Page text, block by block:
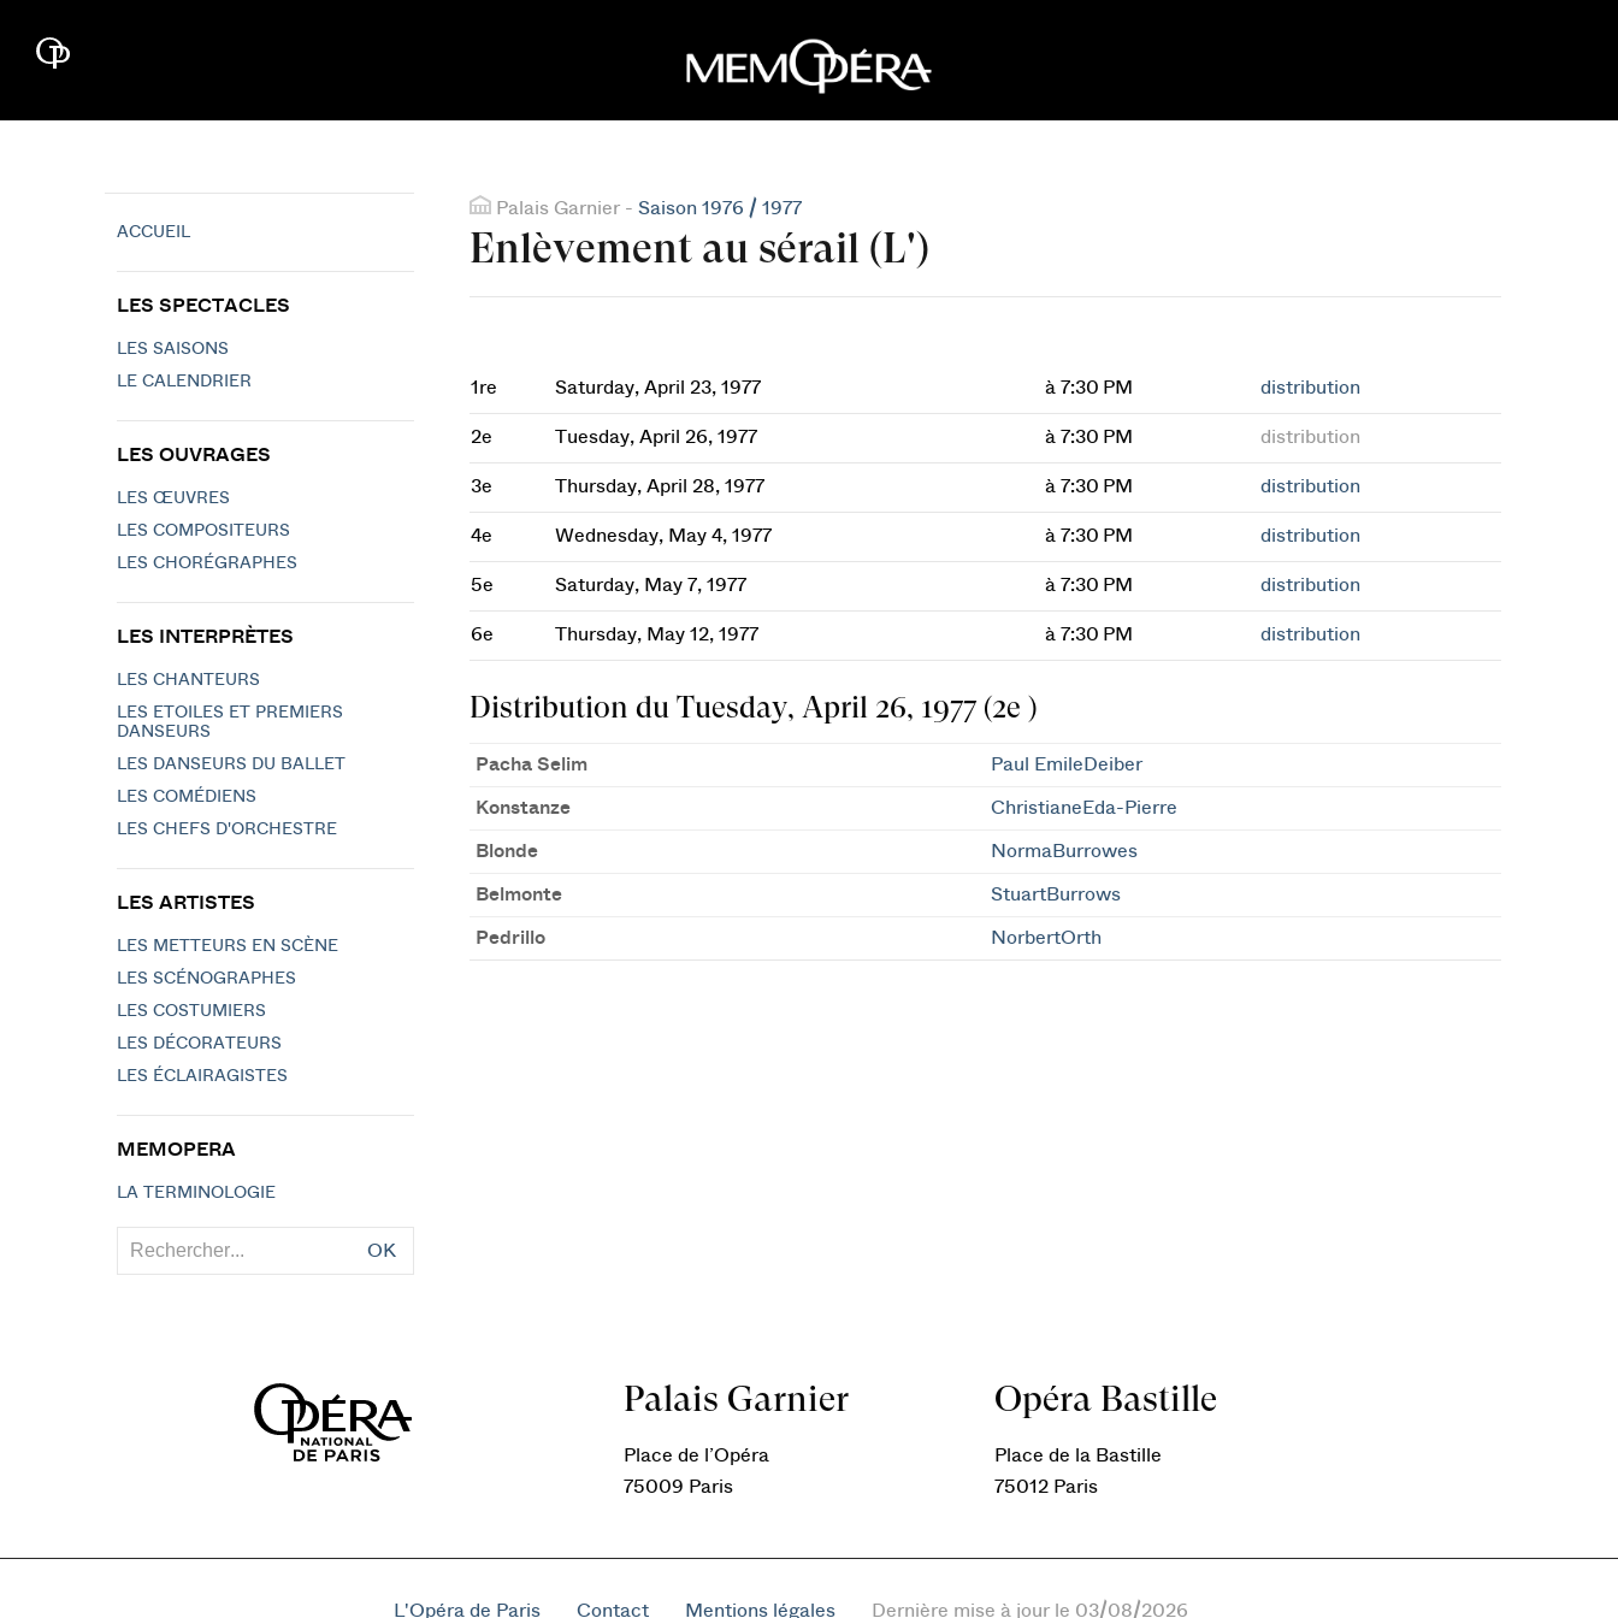
Palais Garnier - Saison 1976 / 1977
Enlèvement au sérail (L')
1re Saturday, April 23, 1977 à 7:30 PM distribution
2e Tuesday, April 26, 1977 à 7:30 PM distribution
3e Thursday, April 28, 1977 à 7:30 PM distribution
4e Wednesday, May 4, 1977 à 7:30 PM distribution
5e Saturday, May 7, 1977 à 7:30 PM distribution
6e Thursday, May 12, 1977 à 7:30 PM distribution
Distribution du Tuesday, April 26, 1977 (2e )
Pacha Selim Paul EmileDeiber
Konstanze ChristianeEda-Pierre
Blonde NormaBurrowes
Belmonte StuartBurrows
Pedrillo NorbertOrth
ACCUEIL
LES SPECTACLES
LES SAISONS
LE CALENDRIER
LES OUVRAGES
LES ŒUVRES
LES COMPOSITEURS
LES CHORÉGRAPHES
LES INTERPRÈTES
LES CHANTEURS
LES ETOILES ET PREMIERS
DANSEURS
LES DANSEURS DU BALLET
LES COMÉDIENS
LES CHEFS D'ORCHESTRE
LES ARTISTES
LES METTEURS EN SCÈNE
LES SCÉNOGRAPHES
LES COSTUMIERS
LES DÉCORATEURS
LES ÉCLAIRAGISTES
MEMOPERA
LA TERMINOLOGIE
OK
Palais Garnier
Place de l’Opéra
75009 Paris
Opéra Bastille
Place de la Bastille
75012 Paris
L'Opéra de Paris Contact Mentions légales Dernière mise à jour le 03/08/2026